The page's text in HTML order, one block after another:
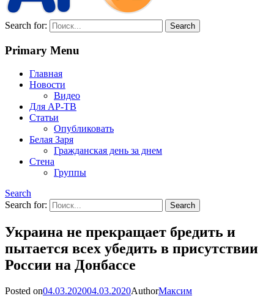
Search for:
Primary Menu
Главная
Новости
Видео
Для АР-ТВ
Статьи
Опубликовать
Белая Заря
Гражданская день за днем
Стена
Группы
Search
Search for:
Украина не прекращает бредить и
пытается всех убедить в присутствии
России на Донбассе
Posted on04.03.202004.03.2020AuthorМаксим